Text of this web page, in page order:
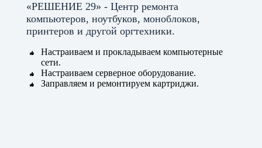
«РЕШЕНИЕ 29» - Центр ремонта
компьютеров, ноутбуков, моноблоков,
принтеров и другой оргтехники.
Настраиваем и прокладываем компьютерные
сети.
Настраиваем серверное оборудование.
Заправляем и ремонтируем картриджи.